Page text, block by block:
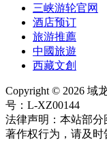
三峡游轮官网
酒店预订
旅游推薦
中國旅遊
西藏文創
Copyright © 2026 域
号：L-XZ00144
法律声明：本站部
著作权行为，请及